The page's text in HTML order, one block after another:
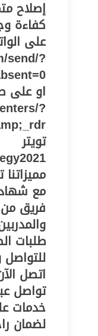
إصلاح
كفاءة
على
send/?
او على
?
تويتر
مع
فريق من
طلبات
تواصل
خدمات
لضمان